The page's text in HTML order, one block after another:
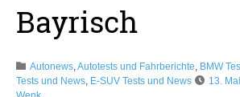
Bayrisch
Autonews,Autotests und Fahrberichte, BMW
Tests und News, E-SUV Tests und News 13.